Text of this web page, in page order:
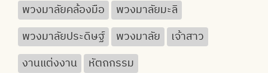
พวงมาลัยคล้องมือ
พวงมาลัยมะลิ
พวงมาลัยประดิษฐ์
พวงมาลัย
เจ้าสาว
งานแต่งงาน
หัตถกรรม